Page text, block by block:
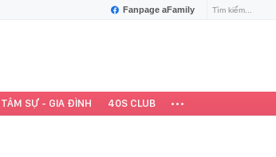
Fanpage aFamily
TÂM SỰ - GIA ĐÌNH 40S CLUB